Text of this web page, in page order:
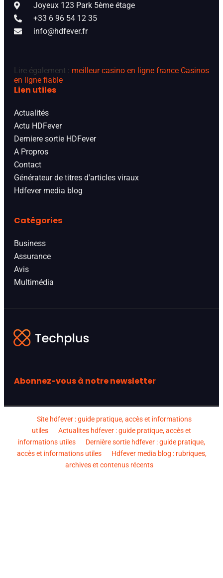
Joyeux 123 Park 5ème étage
+33 6 96 54 12 35
info@hdfever.fr
Lire également : meilleur casino en ligne france Casinos
en ligne fiable
Lien utiles
Actualités
Actu HDFever
Derniere sortie HDFever
A Propros
Contact
Générateur de titres d'articles viraux
Hdfever media blog
Catégories
Business
Assurance
Avis
Multimédia
Abonnez-vous à notre newsletter
Site hdfever : guide pratique, accès et informations
utiles
Actualites hdfever : guide pratique, accès et
informations utiles
Dernière sortie hdfever : guide pratique,
accès et informations utiles
Hdfever media blog : rubriques,
archives et contenus récents